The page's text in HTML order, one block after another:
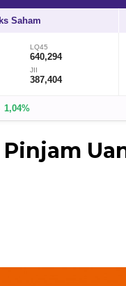
Saham
LQ45
640,294
JII
387,404
1,04%
Pinjam